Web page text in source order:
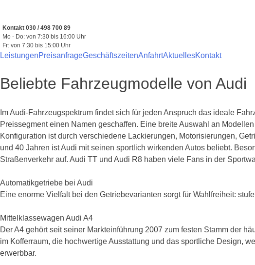
springen
Kontakt 030 / 498 700 89
Mo - Do: von 7:30 bis 16:00 Uhr
Fr: von 7:30 bis 15:00 Uhr
LeistungenPreisanfrageGeschäftszeitenAnfahrtAktuellesKontakt
Beliebte Fahrzeugmodelle von Audi
Im Audi-Fahrzeugspektrum findet sich für jeden Anspruch das ideale
Preissegment einen Namen geschaffen. Eine breite Auswahl an
Konfiguration ist durch verschiedene Lackierungen, Motorisierungen,
und 40 Jahren ist Audi mit seinen sportlich wirkenden Autos beliebt.
Straßenverkehr auf. Audi TT und Audi R8 haben viele Fans in der
Automatikgetriebe bei Audi
Eine enorme Vielfalt bei den Getriebevarianten sorgt für Wahlfreiheit:
Mittelklassewagen Audi A4
Der A4 gehört seit seiner Markteinführung 2007 zum festen Stamm der
im Kofferraum, die hochwertige Ausstattung und das sportliche Design,
erwerbbar.